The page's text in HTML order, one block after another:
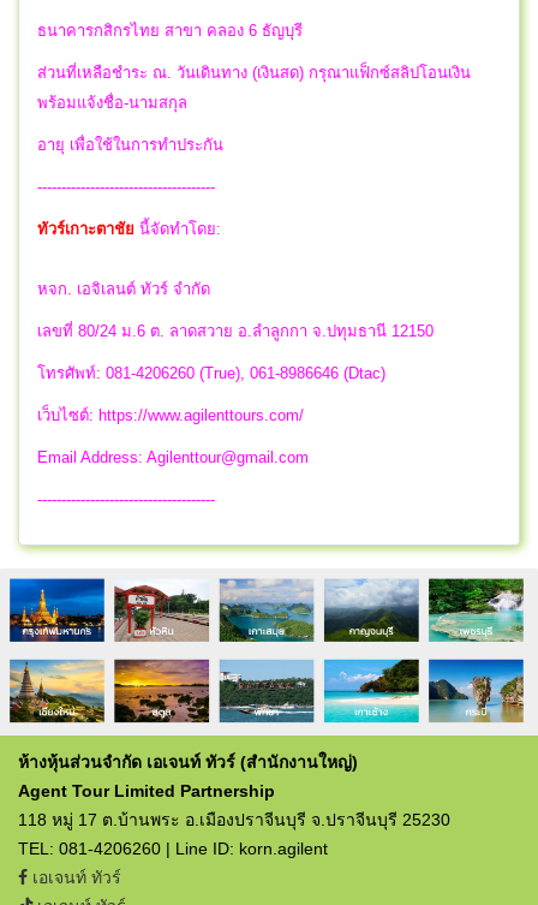
ธนาคารกสิกรไทย สาขา คลอง 6 ธัญบุรี
ส่วนที่เหลือชำระ ณ. วันเดินทาง (เงินสด) กรุณาแฟ็กซ์สลิปโอนเงิน
พร้อมแจ้งชื่อ-นามสกุล
อายุ เพื่อใช้ในการทำประกัน
-------------------------------------
ทัวร์เกาะตาชัย นี้จัดทำโดย:
หจก. เอจิเลนต์ ทัวร์ จำกัด
เลขที่ 80/24 ม.6 ต. ลาดสวาย อ.ลำลูกกา จ.ปทุมธานี 12150
โทรศัพท์: 081-4206260 (True), 061-8986646 (Dtac)
เว็บไซต์: https://www.agilenttours.com/
Email Address: Agilenttour@gmail.com
-------------------------------------
ห้างหุ้นส่วนจำกัด เอเจนท์ ทัวร์ (สำนักงานใหญ่)
Agent Tour Limited Partnership
118 หมู่ 17 ต.บ้านพระ อ.เมืองปราจีนบุรี จ.ปราจีนบุรี 25230
TEL: 081-4206260 | Line ID: korn.agilent
เอเจนท์ ทัวร์